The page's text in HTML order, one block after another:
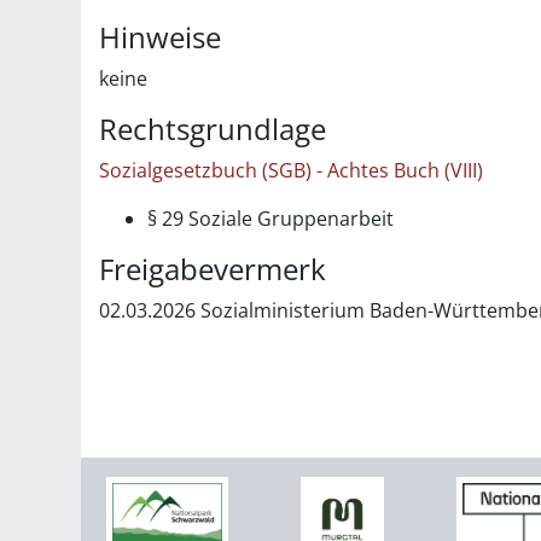
Hinweise
keine
Rechtsgrundlage
Sozialgesetzbuch (SGB) - Achtes Buch (VIII)
§ 29Soziale Gruppenarbeit
Freigabevermerk
02.03.2026 Sozialministerium Baden-